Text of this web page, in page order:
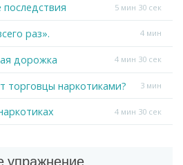
5 мин 30 сек
раз». 4 мин
дорожка 4 мин 30 сек
торговцы наркотиками? 3 мин
4 мин 30 сек